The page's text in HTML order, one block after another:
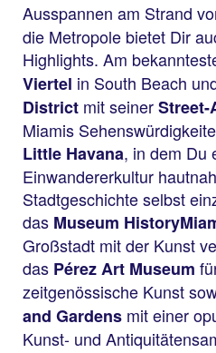
Ausspannen am Strand
die Metropole bietet Dir
Highlights. Am
Viertel in South Beach
District mit seinerStreet-
Miamis
Little Havana, in dem Du
Einwandererkultur
Stadtgeschichte selbst
das Museum
Großstadt mit der Kunst
das Pérez Art Museum
zeitgenössische Kunst
and Gardens mit einer
Kunst- und